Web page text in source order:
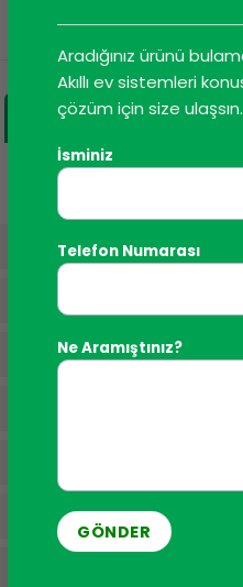
Aradığınız ürünü
Akıllı ev sistemleri
çözüm için size ulaşsın.
İsminiz
Telefon Numarası
Ne Aramıştınız?
DATASHEET